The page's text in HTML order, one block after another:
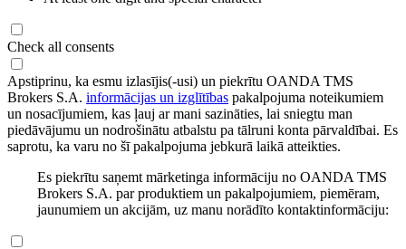
Check all consents
Apstiprinu, ka esmu izlasījis(-usi) un piekrītu OANDA TMS
Brokers S.A. informācijas un izglītības pakalpojuma noteikumiem
un nosacījumiem, kas ļauj ar mani sazināties, lai sniegtu man
piedāvājumu un nodrošinātu atbalstu pa tālruni konta pārvaldībai. Es
saprotu, ka varu no šī pakalpojuma jebkurā laikā atteikties.
Es piekrītu saņemt mārketinga informāciju no OANDA TMS
Brokers S.A. par produktiem un pakalpojumiem, piemēram,
jaunumiem un akcijām, uz manu norādīto kontaktinformāciju: